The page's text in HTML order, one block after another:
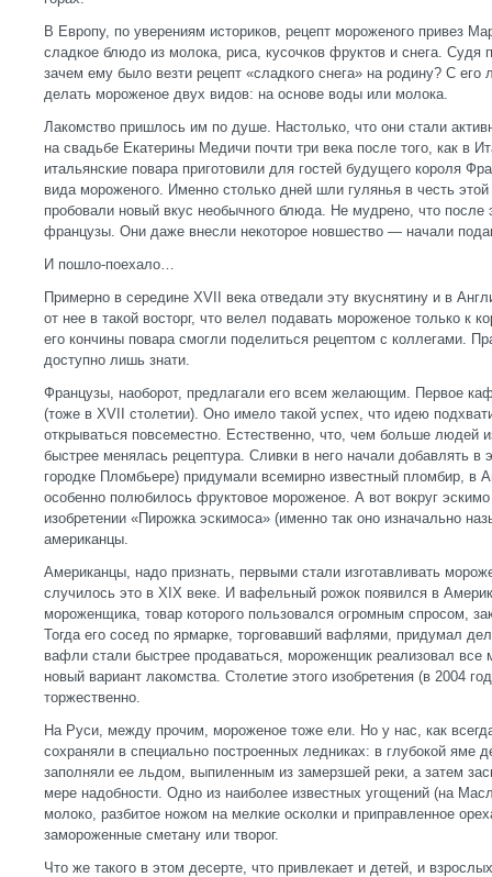
В Европу, по уверениям историков, рецепт мороженого привез
сладкое блюдо из молока, риса, кусочков фруктов и снега. Судя
зачем ему было везти рецепт «сладкого снега» на родину? С его
делать мороженое двух видов: на основе воды или молока.
Лакомство пришлось им по душе. Настолько, что они стали
на свадьбе Екатерины Медичи почти три века после того, как в
итальянские повара приготовили для гостей будущего короля
вида мороженого. Именно столько дней шли гулянья в честь
пробовали новый вкус необычного блюда. Не мудрено, что после
французы. Они даже внесли некоторое новшество — начали
И пошло-поехало…
Примерно в середине XVII века отведали эту вкуснятину и в
от нее в такой восторг, что велел подавать мороженое только к
его кончины повара смогли поделиться рецептом с коллегами.
доступно лишь знати.
Французы, наоборот, предлагали его всем желающим. Первое
(тоже в XVII столетии). Оно имело такой успех, что идею
открываться повсеместно. Естественно, что, чем больше людей
быстрее менялась рецептура. Сливки в него начали добавлять
городке Пломбьере) придумали всемирно известный пломбир, в
особенно полюбилось фруктовое мороженое. А вот вокруг
изобретении «Пирожка эскимоса» (именно так оно изначально
американцы.
Американцы, надо признать, первыми стали изготавливать
случилось это в XIX веке. И вафельный рожок появился в
мороженщика, товар которого пользовался огромным спросом,
Тогда его сосед по ярмарке, торговавший вафлями, придумал
вафли стали быстрее продаваться, мороженщик реализовал все
новый вариант лакомства. Столетие этого изобретения (в 2004
торжественно.
На Руси, между прочим, мороженое тоже ели. Но у нас, как
сохраняли в специально построенных ледниках: в глубокой яме
заполняли ее льдом, выпиленным из замерзшей реки, а затем
мере надобности. Одно из наиболее известных угощений (на
молоко, разбитое ножом на мелкие осколки и приправленное
замороженные сметану или творог.
Что же такого в этом десерте, что привлекает и детей, и